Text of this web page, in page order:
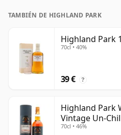
TAMBIÉN DE HIGHLAND PARK
Highland Park
70cl • 40%
39 € ?
Highland Park
Vintage Un-
años
70cl • 46%